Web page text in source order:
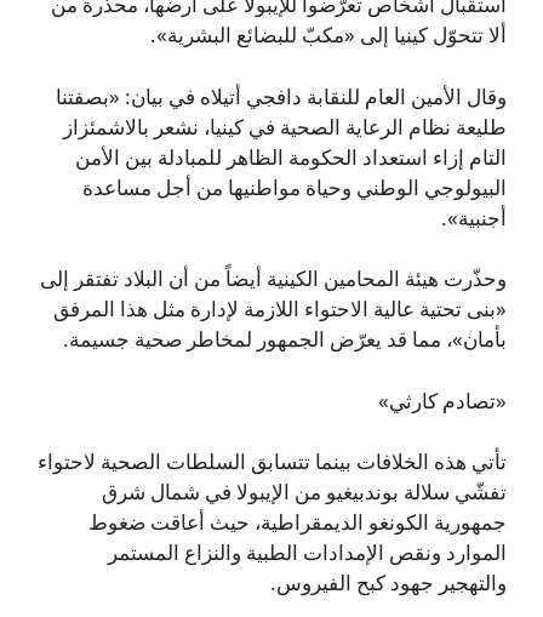
ألا تتحوّل كينيا إلى «مكبّ للبضائع البشرية».
وقال الأمين العام للنقابة دافجي أتيلاه في بيان: «بصفتنا
طليعة نظام الرعاية الصحية في كينيا، نشعر بالاشمئزاز
التام إزاء استعداد الحكومة الظاهر للمبادلة بين الأمن
البيولوجي الوطني وحياة مواطنيها من أجل مساعدة
أجنبية».
وحذّرت هيئة المحامين الكينية أيضاً من أن البلاد تفتقر إلى
«بنى تحتية عالية الاحتواء اللازمة لإدارة مثل هذا المرفق
بأمان»، مما قد يعرّض الجمهور لمخاطر صحية جسيمة.
«تصادم كارثي»
تأتي هذه الخلافات بينما تتسابق السلطات الصحية لاحتواء
تفشّي سلالة بوندبيغيو من الإيبولا في شمال شرق
جمهورية الكونغو الديمقراطية، حيث أعاقت ضغوط
الموارد ونقص الإمدادات الطبية والنزاع المستمر
والتهجير جهود كبح الفيروس.